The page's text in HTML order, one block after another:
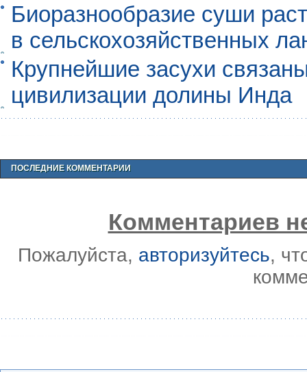
Биоразнообразие суши
в сельскохозяйственных
Крупнейшие засухи
цивилизации долины Инда
ПОСЛЕДНИЕ КОММЕНТАРИИ
Комментариев
Пожалуйста, авторизуйтесь,